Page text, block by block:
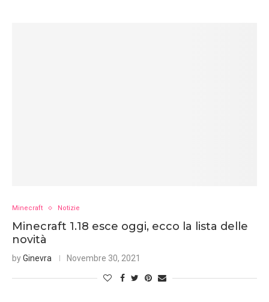
Minecraft Notizie
Minecraft 1.18 esce oggi, ecco la lista delle
novità
byGinevra Novembre 30, 2021